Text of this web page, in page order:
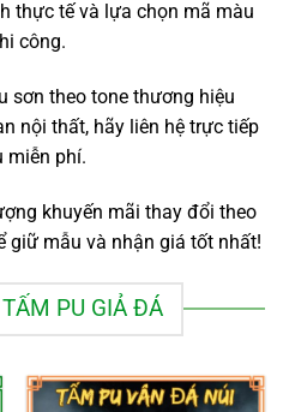
thực tế và lựa chọn mã màu
công.
sơn theo tone thương hiệu
nội thất, hãy liên hệ trực tiếp
miễn phí.
khuyến mãi thay đổi theo
giữ mẫu và nhận giá tốt nhất!
TẤM PU GIẢ ĐÁ